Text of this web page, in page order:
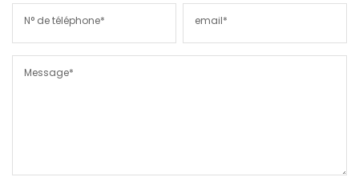
N° de téléphone* email*
Message*